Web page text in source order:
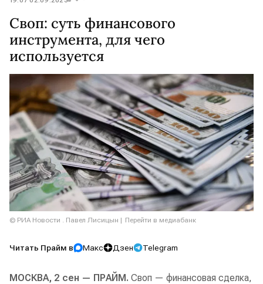
Своп: суть финансового
инструмента, для чего
используется
© РИА Новости . Павел Лисицын Перейти в медиабанк
Читать Прайм в Макс Дзен Telegram
МОСКВА, 2 сен — ПРАЙМ. Своп — финансовая сделка,